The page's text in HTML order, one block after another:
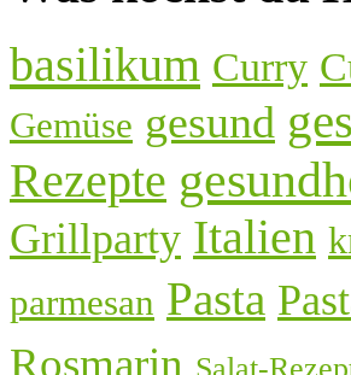
basilikum Curry
Gemüse gesund
Rezepte
Grillparty Italien
parmesan Pasta
Rosmarin